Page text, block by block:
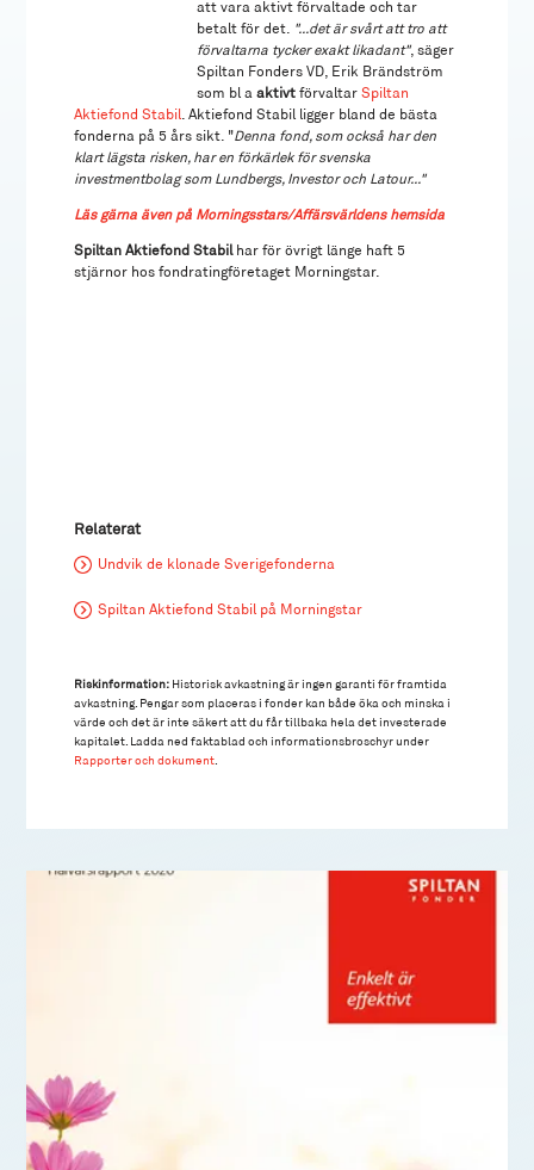
att vara aktivt förvaltade och tar
betalt för det.
"...det är svårt att tro att
förvaltarna tycker exakt likadant", säger
Spiltan Fonders VD, Erik Brändström
som bl aaktivt förvaltarSpiltan
Aktiefond Stabil
. Aktiefond Stabil ligger bland de bästa
fonderna på 5 års sikt. "Denna fond, som också har den
klart lägsta risken, har en förkärlek för svenska
investmentbolag som Lundbergs, Investor och Latour..."
Läs gärna även på Morningsstars/Affärsvärldens hemsida
Spiltan Aktiefond Stabilhar för övrigt länge haft 5
stjärnor hos fondratingföretaget Morningstar.
Relaterat
Undvik de klonade Sverigefonderna
Spiltan Aktiefond Stabil på Morningstar
Riskinformation: Historisk avkastning är ingen garanti för framtida
avkastning. Pengar som placeras i fonder kan både öka och minska i
värde och det är inte säkert att du får tillbaka hela det investerade
kapitalet. Ladda ned faktablad och informationsbroschyr under
Rapporter och dokument